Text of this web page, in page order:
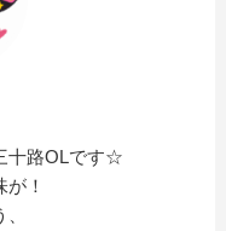
十路OLです☆
！